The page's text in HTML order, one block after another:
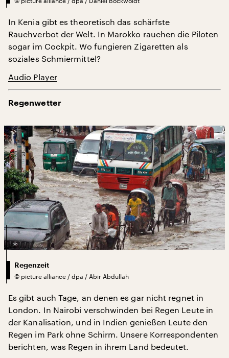
In Kenia gibt es theoretisch das schärfste
Rauchverbot der Welt. In Marokko rauchen die Piloten
sogar im Cockpit. Wo fungieren Zigaretten als
soziales Schmiermittel?
Audio Player
Regenwetter
Regenzeit
© picture alliance / dpa / Abir Abdullah
Es gibt auch Tage, an denen es gar nicht regnet in
London. In Nairobi verschwinden bei Regen Leute in
der Kanalisation, und in Indien genießen Leute den
Regen im Park ohne Schirm. Unsere Korrespondenten
berichten, was Regen in ihrem Land bedeutet.